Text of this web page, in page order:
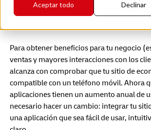
Aceptar todo Declinar
Las aplicaciones, una
Para obtener beneficios para tu negocio
ventas y mayores interacciones con los
alcanza con comprobar que tu sitio de
compatible con un teléfono móvil. Ahora
aplicaciones tienen un aumento anual de
necesario hacer un cambio: integrar tu
una aplicación que sea fácil de usar,